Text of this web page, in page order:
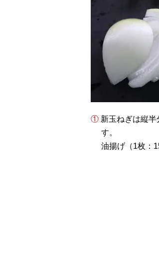
① 新玉ねぎは縦半分に切り、そのうち1/2個（100g）を繊維に沿って5mm幅に切りま
す。
油揚げ（1枚：